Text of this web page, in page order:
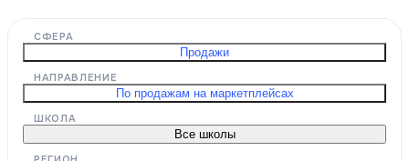
СФЕРА
Продажи
НАПРАВЛЕНИЕ
По продажам на маркетплейсах
ШКОЛА
Все школы